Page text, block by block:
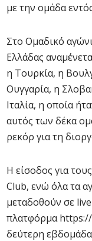
με την ομάδα
Στο Ομαδικό
Ελλάδας
η Τουρκία, η
Ουγγαρία, η
Ιταλία, η οποία
αυτός των δέκα
ρεκόρ για τη
Η είσοδος για
Club, ενώ όλα τα
μεταδοθούν σε
πλατφόρμα https://
δεύτερη